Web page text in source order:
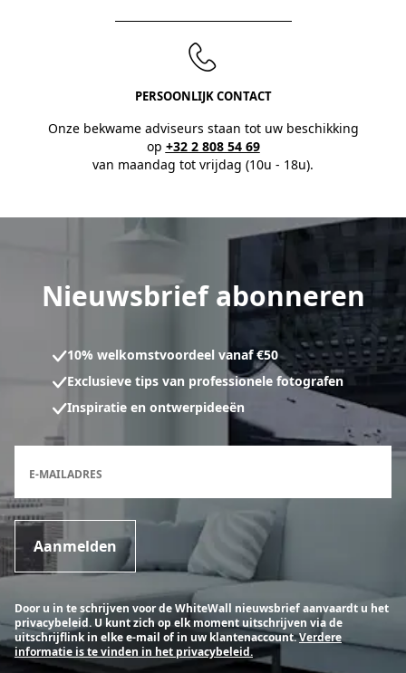
PERSOONLIJK CONTACT
Onze bekwame adviseurs staan tot uw beschikking
op +32 2 808 54 69
van maandag tot vrijdag (10u - 18u).
Nieuwsbrief abonneren
10% welkomstvoordeel vanaf €50
Exclusieve tips van professionele fotografen
Inspiratie en ontwerpideeën
E-MAILADRES
Aanmelden
Door u in te schrijven voor de WhiteWall nieuwsbrief aanvaardt u het
privacybeleid. U kunt zich op elk moment uitschrijven via de
uitschrijflink in elke e-mail of in uw klantenaccount.Verdere
informatie is te vinden in het privacybeleid.